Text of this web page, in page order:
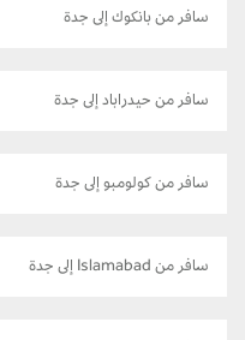
سافر من بانكوك إلى جدة
سافر من حيدراباد إلى جدة
سافر من كولومبو إلى جدة
سافر من Islamabad إلى جدة